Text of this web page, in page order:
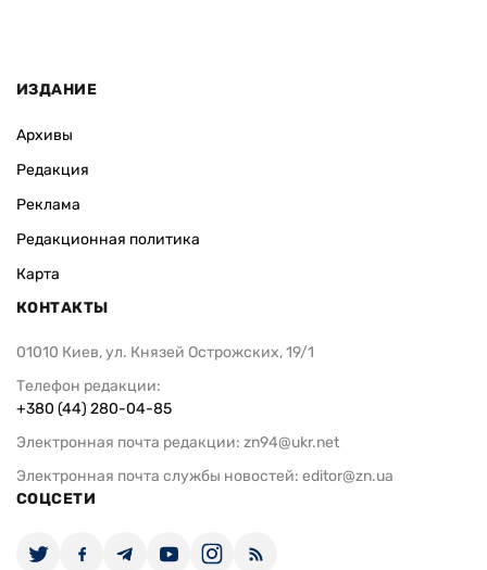
ИЗДАНИЕ
Архивы
Редакция
Реклама
Редакционная политика
Карта
КОНТАКТЫ
01010 Киев, ул. Князей Острожских, 19/1
Телефон редакции:
+380 (44) 280-04-85
Электронная почта редакции: zn94@ukr.net
Электронная почта службы новостей: editor@zn.ua
СОЦСЕТИ